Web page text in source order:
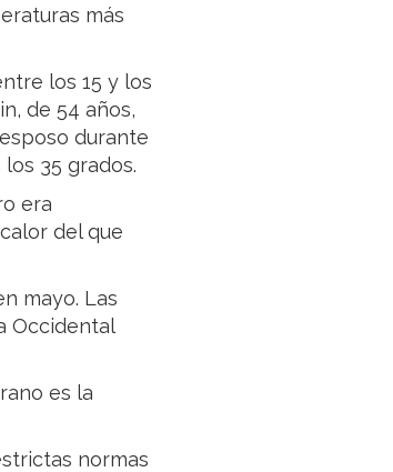
más
los 15 y los
de 54 años,
durante
35 grados.
era
del que
mayo. Las
Occidental
es la
normas